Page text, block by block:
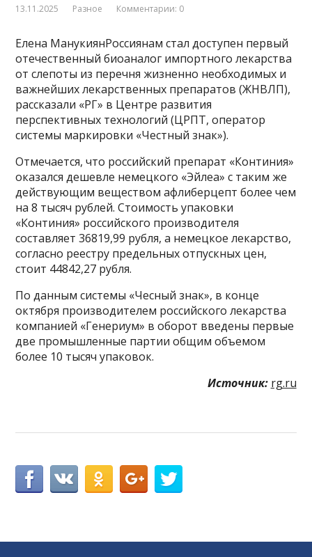
13.11.2025 Разное Комментарии: 0
Елена МанукиянРоссиянам стал доступен первый
отечественный биоаналог импортного лекарства
от слепоты из перечня жизненно необходимых и
важнейших лекарственных препаратов (ЖНВЛП),
рассказали «РГ» в Центре развития
перспективных технологий (ЦРПТ, оператор
системы маркировки «Честный знак»).
Отмечается, что российский препарат «Континия»
оказался дешевле немецкого «Эйлеа» с таким же
действующим веществом афлиберцепт более чем
на 8 тысяч рублей. Стоимость упаковки
«Континия» российского производителя
составляет 36819,99 рубля, а немецкое лекарство,
согласно реестру предельных отпускных цен,
стоит 44842,27 рубля.
По данным системы «Чесный знак», в конце
октября производителем российского лекарства
компанией «Генериум» в оборот введены первые
две промышленные партии общим объемом
более 10 тысяч упаковок.
Источник: rg.ru